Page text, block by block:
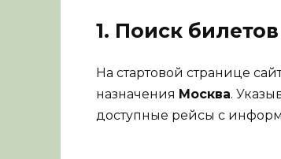
1. Поиск билетов
На стартовой странице
назначения Москва.
доступные рейсы с